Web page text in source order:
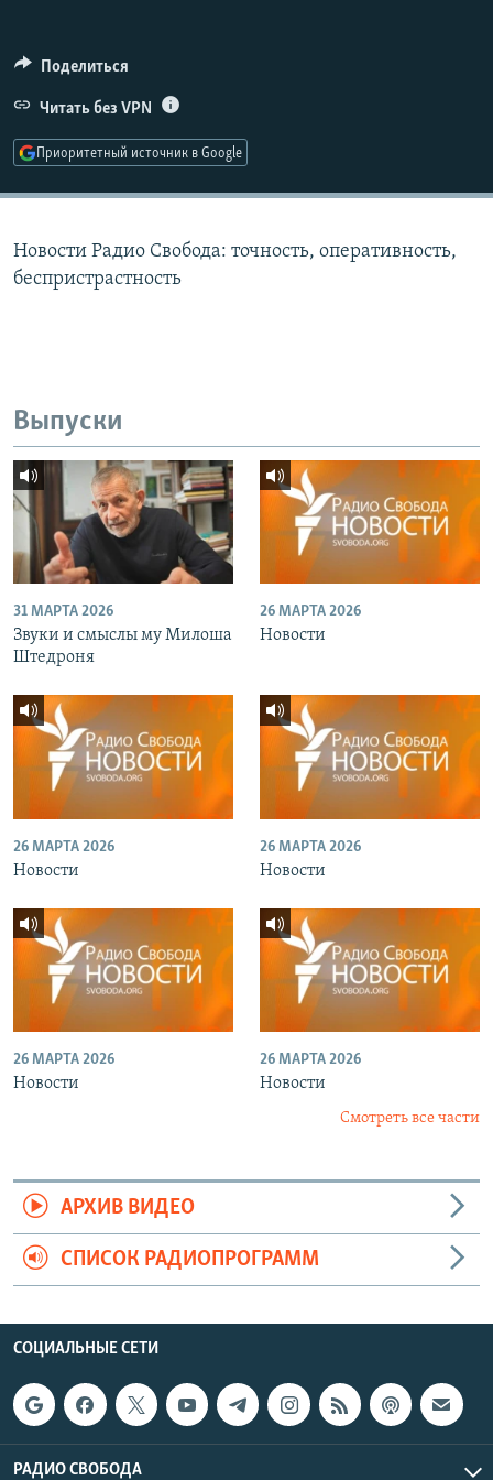
ПОДПИШИТЕСЬ НА РАССЫЛКУ
СОЦИАЛЬНЫЕ СЕТИ
Поделиться
Читать без VPN
Приоритетный источник в Google
Новости Радио Свобода: точность, оперативность,
беспристрастность
Выпуски
31 МАРТА 2026
Звуки и смыслы му Милоша
Штедроня
26 МАРТА 2026
Новости
26 МАРТА 2026
Новости
26 МАРТА 2026
Новости
26 МАРТА 2026
Новости
26 МАРТА 2026
Новости
Смотреть все части
АРХИВ ВИДЕО
СПИСОК РАДИОПРОГРАММ
СОЦИАЛЬНЫЕ СЕТИ
РАДИО СВОБОДА